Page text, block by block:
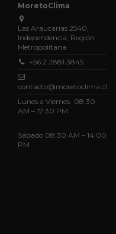
MoretoClima
Las Araucarias 2540,
Independencia, Región
Metropolitana
+56 2 2881 3845
contacto@moretoclima.cl
Lunes a Viernes 08:30
AM – 17:30 PM
Sábado 08:30 AM – 14:00
PM